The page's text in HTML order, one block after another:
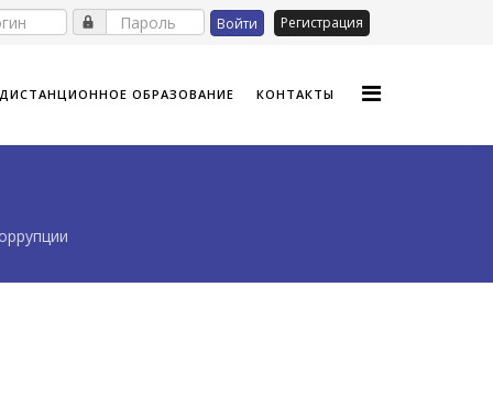
Войти Регистрация
ДИСТАНЦИОННОЕ ОБРАЗОВАНИЕ КОНТАКТЫ